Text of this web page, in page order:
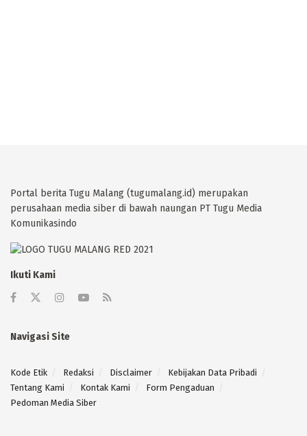
Portal berita Tugu Malang (tugumalang.id) merupakan
perusahaan media siber di bawah naungan PT Tugu Media
Komunikasindo
Ikuti Kami
Navigasi Site
Kode Etik Redaksi Disclaimer
Kebijakan Data Pribadi
Tentang Kami
Kontak Kami
Form Pengaduan
Pedoman Media Siber